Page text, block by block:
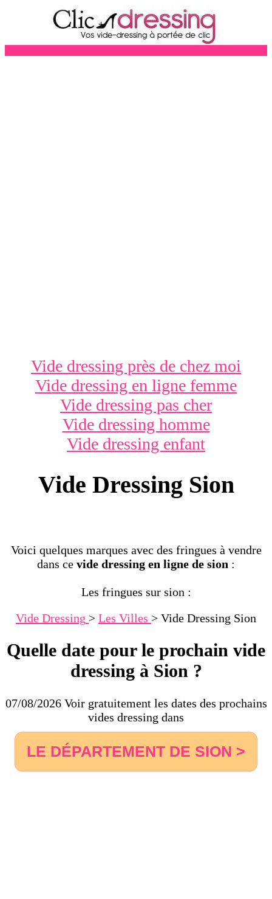
Vide dressing près de chez moi
Vide dressing en ligne femme
Vide dressing pas cher
Vide dressing homme
Vide dressing enfant
Vide Dressing Sion
Voici quelques marques avec des fringues à vendre
dans ce vide dressing en ligne de sion :
Les fringues sur sion :
Vide Dressing > Les Villes > Vide Dressing Sion
Quelle date pour le prochain vide
dressing à Sion ?
07/08/2026 Voir gratuitement les dates des prochains
vides dressing dans
LE DÉPARTEMENT DE SION